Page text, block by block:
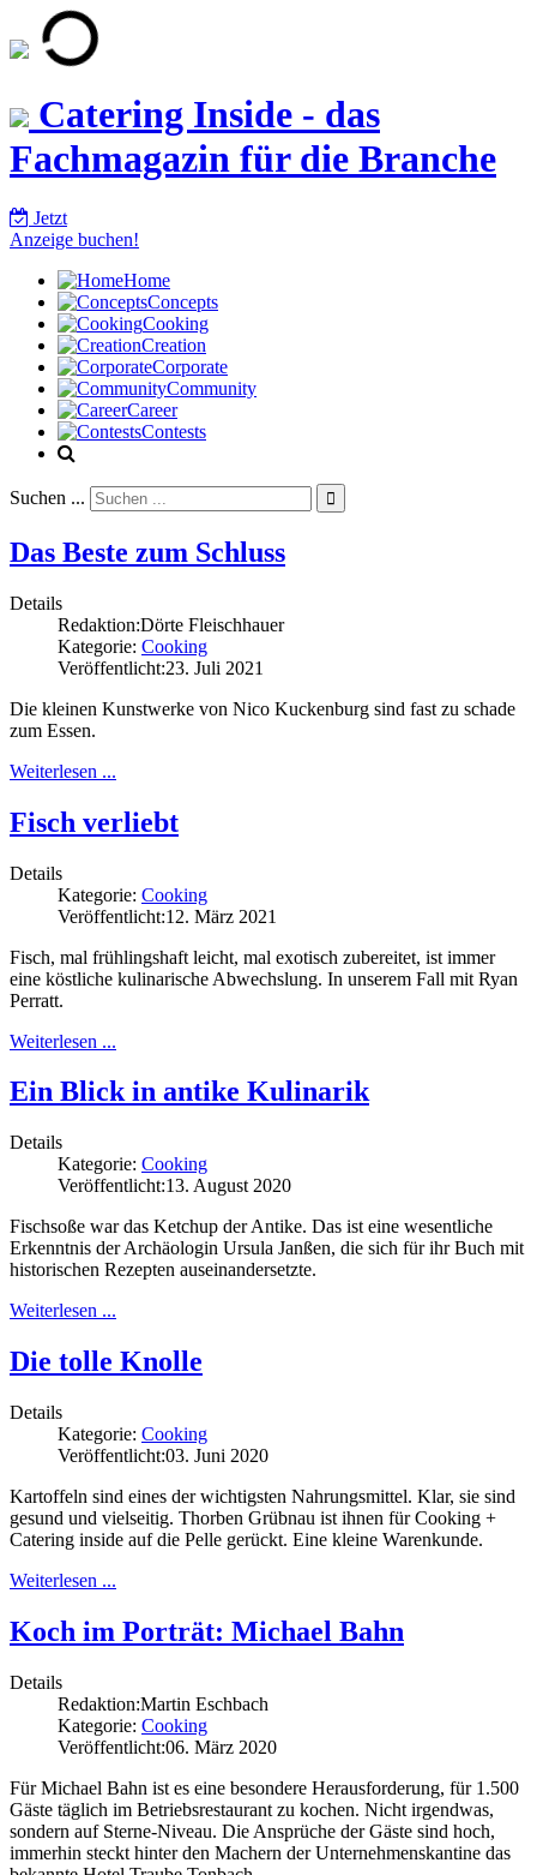
Catering Inside - das
Fachmagazin für die Branche
Jetzt
Anzeige buchen!
Home
Concepts
Cooking
Creation
Corporate
Community
Career
Contests
Suchen ... 
Das Beste zum Schluss
Details
Redaktion:Dörte Fleischhauer
Kategorie: Cooking
Veröffentlicht:23. Juli 2021
Die kleinen Kunstwerke von Nico Kuckenburg sind fast zu schade
zum Essen.
Weiterlesen ...
Fisch verliebt
Details
Kategorie: Cooking
Veröffentlicht:12. März 2021
Fisch, mal frühlingshaft leicht, mal exotisch zubereitet, ist immer
eine köstliche kulinarische Abwechslung. In unserem Fall mit Ryan
Perratt.
Weiterlesen ...
Ein Blick in antike Kulinarik
Details
Kategorie: Cooking
Veröffentlicht:13. August 2020
Fischsoße war das Ketchup der Antike. Das ist eine wesentliche
Erkenntnis der Archäologin Ursula Janßen, die sich für ihr Buch mit
historischen Rezepten auseinandersetzte.
Weiterlesen ...
Die tolle Knolle
Details
Kategorie: Cooking
Veröffentlicht:03. Juni 2020
Kartoffeln sind eines der wichtigsten Nahrungsmittel. Klar, sie sind
gesund und vielseitig. Thorben Grübnau ist ihnen für Cooking +
Catering inside auf die Pelle gerückt. Eine kleine Warenkunde.
Weiterlesen ...
Koch im Porträt: Michael Bahn
Details
Redaktion:Martin Eschbach
Kategorie: Cooking
Veröffentlicht:06. März 2020
Für Michael Bahn ist es eine besondere Herausforderung, für 1.500
Gäste täglich im Betriebsrestaurant zu kochen. Nicht irgendwas,
sondern auf Sterne-Niveau. Die Ansprüche der Gäste sind hoch,
immerhin steckt hinter den Machern der Unternehmenskantine das